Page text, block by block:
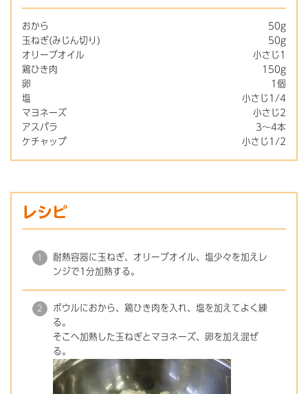
おから
50g
玉ねぎ(みじん切り)
50g
オリーブオイル
小さじ1
鶏ひき肉
150g
卵
1個
塩
小さじ1/4
マヨネーズ
小さじ2
アスパラ
3～4本
ケチャップ
小さじ1/2
レシピ
耐熱容器に玉ねぎ、オリーブオイル、塩少々を加えレ
ンジで1分加熱する。
ボウルにおから、鶏ひき肉を入れ、塩を加えてよく練
る。
そこへ加熱した玉ねぎとマヨネーズ、卵を加え混ぜ
る。